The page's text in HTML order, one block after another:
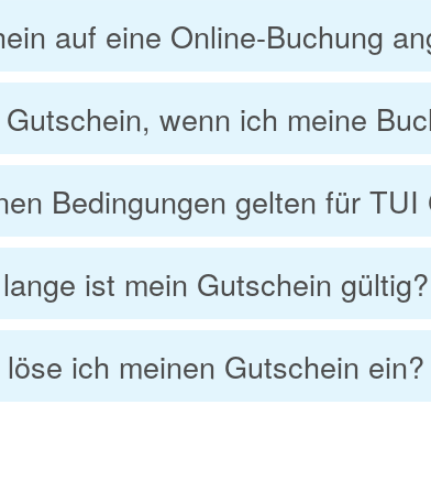
auf eine Online-Buchung
wenn ich meine
Bedingungen gelten für TUI
ist mein Gutschein gültig?
ich meinen Gutschein ein?